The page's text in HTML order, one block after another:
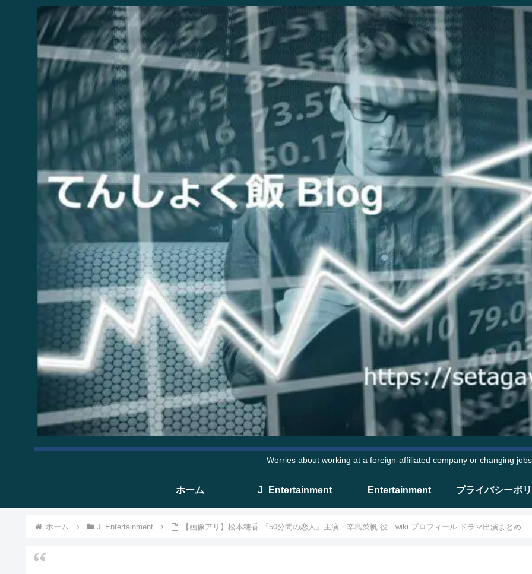
Worries about working at a foreign-affiliated company or changing jobs
ホーム J_Entertainment Entertainment プライバシーポ
ホーム J_Entertainment 【画像アリ】松本穂香 『50分間の恋人』主演・辛島菜帆 役 wiki プロフィール ドラマ出演まとめ